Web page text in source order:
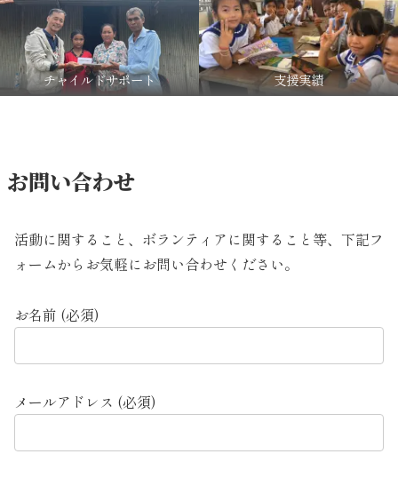
チャイルドサポート 支援実績
お問い合わせ
活動に関すること、ボランティアに関すること等、下記フ
ォームからお気軽にお問い合わせください。
お名前 (必須)
メールアドレス (必須)